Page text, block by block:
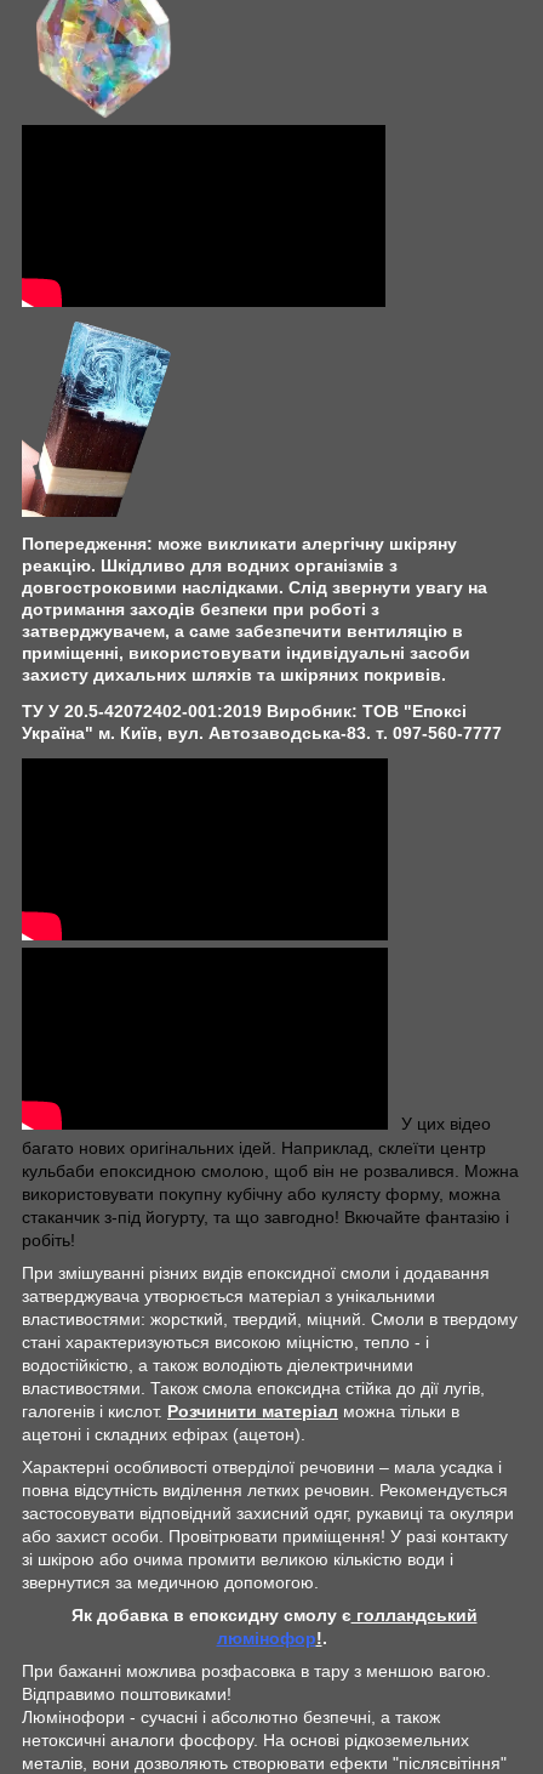
Попередження: може викликати алергічну шкіряну
реакцію. Шкідливо для водних організмів з
довгостроковими наслідками. Слід звернути увагу на
дотримання заходів безпеки при роботі з
затверджувачем, а саме забезпечити вентиляцію в
приміщенні, використовувати індивідуальні засоби
захисту дихальних шляхів та шкіряних покривів.
ТУ У 20.5-42072402-001:2019 Виробник: ТОВ "Епоксі
Україна" м. Київ, вул. Автозаводська-83. т. 097-560-7777
У цих відео
багато нових оригінальних ідей. Наприклад, склеїти центр
кульбаби епоксидною смолою, щоб він не розвалився. Можна
використовувати покупну кубічну або кулясту форму, можна
стаканчик з-під йогурту, та що завгодно! Вкючайте фантазію і
робіть!
При змішуванні різних видів епоксидної смоли і додавання
затверджувача утворюється матеріал з унікальними
властивостями: жорсткий, твердий, міцний. Смоли в твердому
стані характеризуються високою міцністю, тепло - і
водостійкістю, а також володіють діелектричними
властивостями. Також смола епоксидна стійка до дії лугів,
галогенів і кислот. Розчинити матеріал можна тільки в
ацетоні і складних ефірах (ацетон).
Характерні особливості отверділої речовини – мала усадка і
повна відсутність виділення летких речовин. Рекомендується
застосовувати відповідний захисний одяг, рукавиці та окуляри
або захист особи. Провітрювати приміщення! У разі контакту
зі шкірою або очима промити великою кількістю води і
звернутися за медичною допомогою.
Як добавка в епоксидну смолу є голландський
люмінофор!.
При бажанні можлива розфасовка в тару з меншою вагою.
Відправимо поштовиками!
Люмінофори - сучасні і абсолютно безпечні, а також
нетоксичні аналоги фосфору. На основі рідкоземельних
металів, вони дозволяють створювати ефекти "післясвітіння"